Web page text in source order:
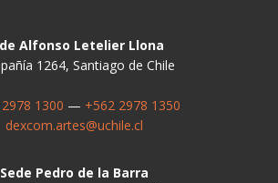
Alfonso Letelier Llona
1264, Santiago de Chile
1300 — +562 2978 1350
dexcom.artes@uchile.cl
Sede Pedro de la Barra